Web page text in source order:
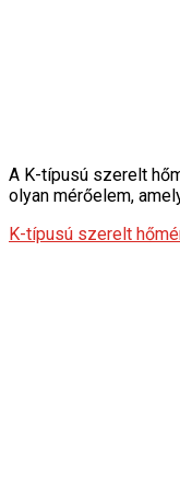
A K-típusú szerelt
olyan mérőelem,
K-típusú szerelt